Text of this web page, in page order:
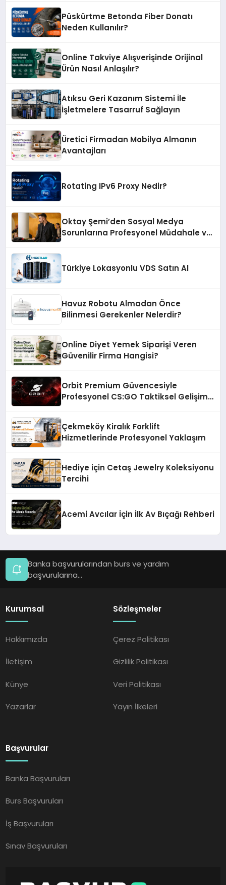
Püskürtme Betonda Fiber Donatı
Neden Kullanılır?
Online Takviye Alışverişinde Orijinal
Ürün Nasıl Anlaşılır?
Atıksu Geri Kazanım Sistemi İle
İşletmelere Tasarruf Sağlayın
Üretici Firmadan Mobilya Almanın
Avantajları
Rotating IPv6 Proxy Nedir?
Oktay Şemi’den Sosyal Medya
Sorunlarına Profesyonel Müdahale ve
Türkiye Lokasyonlu VDS Satın Al
Havuz Robotu Almadan Önce
Bilinmesi Gerekenler Nelerdir?
Online Diyet Yemek Siparişi Veren
Güvenilir Firma Hangisi?
Orbit Premium Güvencesiyle
Profesyonel CS:GO Taktiksel Gelişim
Çekmeköy Kiralık Forklift
Hizmetlerinde Profesyonel Yaklaşım
Hediye için Cetaş Jewelry Koleksiyonu
Tercihi
Acemi Avcılar İçin İlk Av Bıçağı Rehberi
Banka başvurularından burs ve yardım
başvurularına...
Kurumsal
Hakkımızda
İletişim
Künye
Yazarlar
Sözleşmeler
Çerez Politikası
Gizlilik Politikası
Veri Politikası
Yayın İlkeleri
Başvurular
Banka Başvuruları
Burs Başvuruları
İş Başvuruları
Sınav Başvuruları